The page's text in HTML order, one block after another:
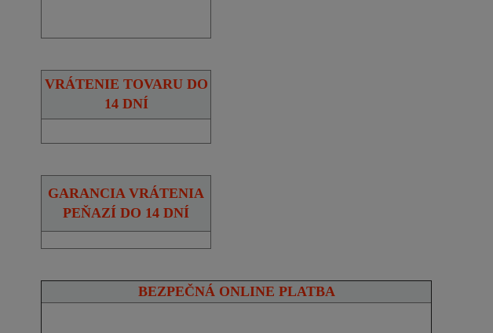
VRÁTENIE TOVARU DO
14 DNÍ
GARANCIA VRÁTENIA
PEŇAZÍ DO 14 DNÍ
BEZPEČNÁ ONLINE PLATBA